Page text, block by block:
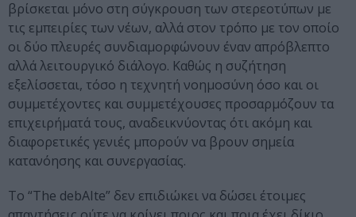
βρίσκεται μόνο στη σύγκρουση των στερεοτύπων με
τις εμπειρίες των νέων, αλλά στον τρόπο με τον οποίο
οι δύο πλευρές συνδιαμορφώνουν έναν απρόβλεπτο
αλλά λειτουργικό διάλογο. Καθώς η συζήτηση
εξελίσσεται, τόσο η τεχνητή νοημοσύνη όσο και οι
συμμετέχοντες και συμμετέχουσες προσαρμόζουν τα
επιχειρήματά τους, αναδεικνύοντας ότι ακόμη και
διαφορετικές γενιές μπορούν να βρουν σημεία
κατανόησης και συνεργασίας.
Το “The debAIte” δεν επιδιώκει να δώσει έτοιμες